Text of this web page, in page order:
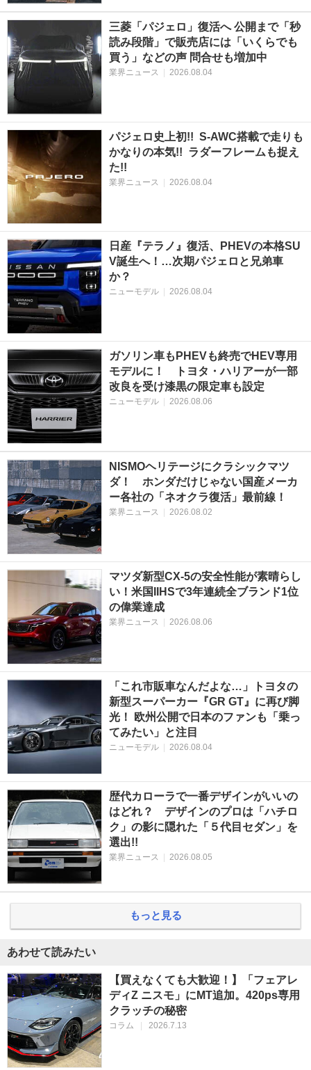
三菱「パジェロ」復活へ 公開まで「秒
読み段階」で販売店には「いくらでも
買う」などの声 問合せも増加中
業界ニュース | 2026.08.04
パジェロ史上初!! S-AWC搭載で走りも
かなりの本気!! ラダーフレームも捉え
た!!
業界ニュース | 2026.08.04
日産『テラノ』復活、PHEVの本格SU
V誕生へ！…次期パジェロと兄弟車
か？
ニューモデル 2026.08.04
ガソリン車もPHEVも終売でHEV専用
モデルに！ トヨタ・ハリアーが一部
改良を受け漆黒の限定車も設定
ニューモデル 2026.08.06
NISMOヘリテージにクラシックマツ
ダ！ ホンダだけじゃない国産メーカ
ー各社の「ネオクラ復活」最前線！
業界ニュース 2026.08.02
マツダ新型CX-5の安全性能が素晴らし
い！米国IIHSで3年連続全ブランド1位
の偉業達成
業界ニュース 2026.08.06
「これ市販車なんだよな…」トヨタの
新型スーパーカー『GR GT』に再び脚
光！ 欧州公開で日本のファンも「乗っ
てみたい」と注目
ニューモデル 2026.08.04
歴代カローラで一番デザインがいいの
はどれ？ デザインのプロは「ハチロ
ク」の影に隠れた「５代目セダン」を
選出!!
業界ニュース 2026.08.05
もっと見る
あわせて読みたい
【買えなくても大歓迎！】「フェアレ
ディZ ニスモ」にMT追加。420ps専用
クラッチの秘密
コラム 2026.7.13